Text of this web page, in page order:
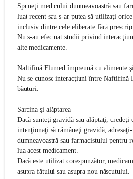
Spuneţi medicului dumneavoastră sau
luat recent sau s-ar putea să utilizaţi orice
inclusiv dintre cele eliberate fără
Nu s-au efectuat studii privind
alte medicamente.
Naftifină Flumed împreună cu alimente
Nu se cunosc interacţiuni între Naftifină
băuturi.
Sarcina şi alăptarea
Dacă sunteţi gravidă sau alăptaţi, credeţi
intenţionaţi să rămâneţi gravidă,
dumneavoastră sau farmacistului pentru
lua acest medicament.
Dacă este utilizat corespunzător,
asupra fătului sau asupra nou născutului.